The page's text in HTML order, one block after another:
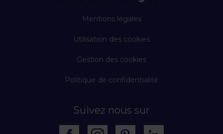
Mentions légales
Utilisation des cookies
Gestion des cookies
Politique de confidentialité
Suivez nous sur